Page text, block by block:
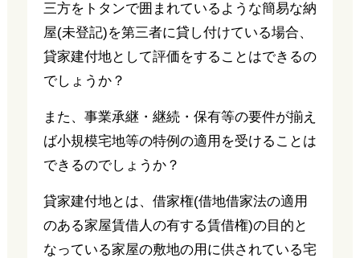
三方をトタンで囲まれているような簡易な納
屋(未登記)を第三者に貸し付けている場合、
貸家建付地として評価をすることはできるの
でしょうか？
また、事業承継・継続・保有等の要件が揃え
ば小規模宅地等の特例の適用を受けることは
できるのでしょうか？
貸家建付地とは、借家権(借地借家法の適用
のある家屋賃借人の有する賃借権)の目的と
なっている家屋の敷地の用に供されている宅